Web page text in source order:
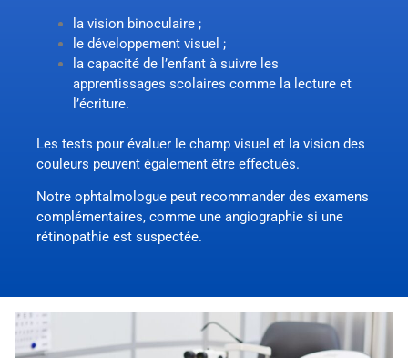
la vision binoculaire ;
le développement visuel ;
la capacité de l’enfant à suivre les
apprentissages scolaires comme la lecture et
l’écriture.
Les tests pour évaluer le champ visuel et la vision des
couleurs peuvent également être effectués.
Notre ophtalmologue peut recommander des examens
complémentaires, comme une angiographie si une
rétinopathie est suspectée.